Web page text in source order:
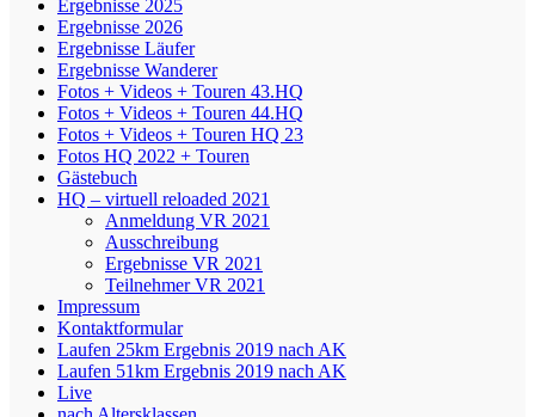
Ergebnisse 2025
Ergebnisse 2026
Ergebnisse Läufer
Ergebnisse Wanderer
Fotos + Videos + Touren 43.HQ
Fotos + Videos + Touren 44.HQ
Fotos + Videos + Touren HQ 23
Fotos HQ 2022 + Touren
Gästebuch
HQ – virtuell reloaded 2021
Anmeldung VR 2021
Ausschreibung
Ergebnisse VR 2021
Teilnehmer VR 2021
Impressum
Kontaktformular
Laufen 25km Ergebnis 2019 nach AK
Laufen 51km Ergebnis 2019 nach AK
Live